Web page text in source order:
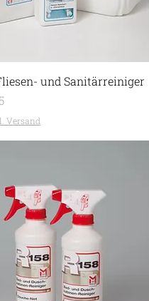
und Sanitärreiniger
Versand